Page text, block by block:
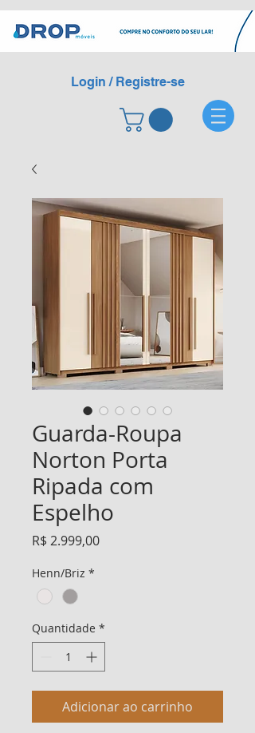
Login / Registre-se
Guarda-Roupa
Norton Porta
Ripada com
Espelho
R$ 2.999,00Preço
Henn/Briz *
Quantidade *
Adicionar ao carrinho